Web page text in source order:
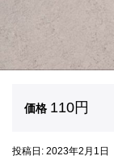
価格 110円
投稿日: 2023年2月1日